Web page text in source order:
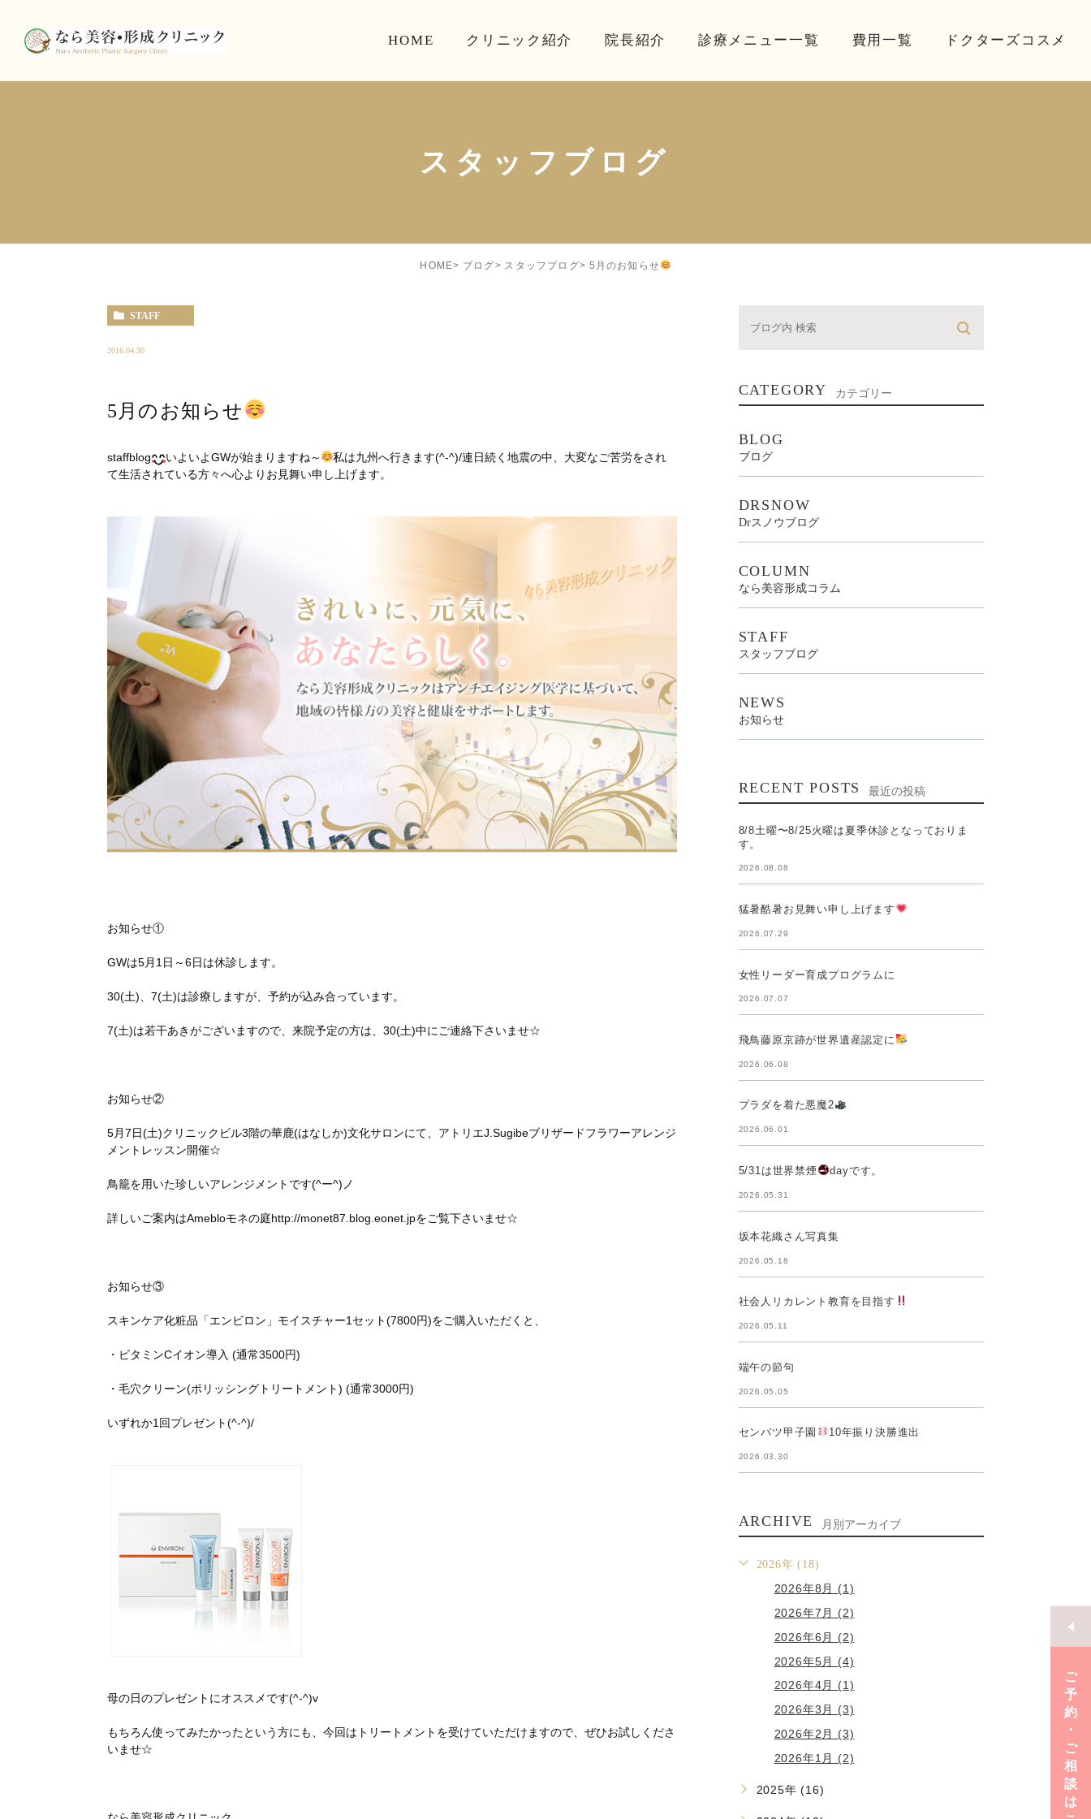
HOME クリニック紹介 院長紹介 診療メニュー一覧 費用一覧 ドクターズコスメ
ご
予
約
･
ご
相
談
は
スタッフブログ
HOME ブログ スタッフブログ 5月のお知らせ
STAFF
2016.04.30
5月のお知らせ
staffblog いよいよGWが始まりますね～
私は九州へ行きます(^-^)/連日続く地震の中、大変なご苦労をされ
て生活されている方々へ心よりお見舞い申し上げます。
お知らせ①
GWは5月1日～6日は休診します。
30(土)、7(土)は診療しますが、予約が込み合っています。
7(土)は若干あきがございますので、来院予定の方は、30(土)中にご連絡下さいませ☆
お知らせ②
5月7日(土)クリニックビル3階の華鹿(はなしか)文化サロンにて、アトリエJ.Sugibeブリザードフラワーアレンジ
メントレッスン開催☆
鳥籠を用いた珍しいアレンジメントです(^ー^)ノ
詳しいご案内はAmebloモネの庭http://monet87.blog.eonet.jpをご覧下さいませ☆
お知らせ③
スキンケア化粧品「エンビロン」モイスチャー1セット(7800円)をご購入いただくと、
・ビタミンCイオン導入 (通常3500円)
・毛穴クリーン(ポリッシングトリートメント) (通常3000円)
いずれか1回プレゼント(^-^)/
母の日のプレゼントにオススメです(^-^)v
もちろん使ってみたかったという方にも、今回はトリートメントを受けていただけますので、ぜひお試しくださ
いませ☆
CATEGORY カテゴリー
BLOG
ブログ
DRSNOW
Drスノウブログ
COLUMN
なら美容形成コラム
STAFF
スタッフブログ
NEWS
お知らせ
RECENT POSTS 最近の投稿
8/8土曜〜8/25火曜は夏季休診となっておりま
す。
2026.08.08
猛暑酷暑お見舞い申し上げます
2026.07.29
女性リーダー育成プログラムに
2026.07.07
飛鳥藤原京跡が世界遺産認定に
2026.06.08
プラダを着た悪魔2
2026.06.01
5/31は世界禁煙 dayです。
2026.05.31
坂本花織さん写真集
2026.05.18
社会人リカレント教育を目指す
2026.05.11
端午の節句
2026.05.05
センバツ甲子園 10年振り決勝進出
2026.03.30
ARCHIVE 月別アーカイブ
2026年 (18)
2026年8月 (1)
2026年7月 (2)
2026年6月 (2)
2026年5月 (4)
2026年4月 (1)
2026年3月 (3)
2026年2月 (3)
2026年1月 (2)
2025年 (16)